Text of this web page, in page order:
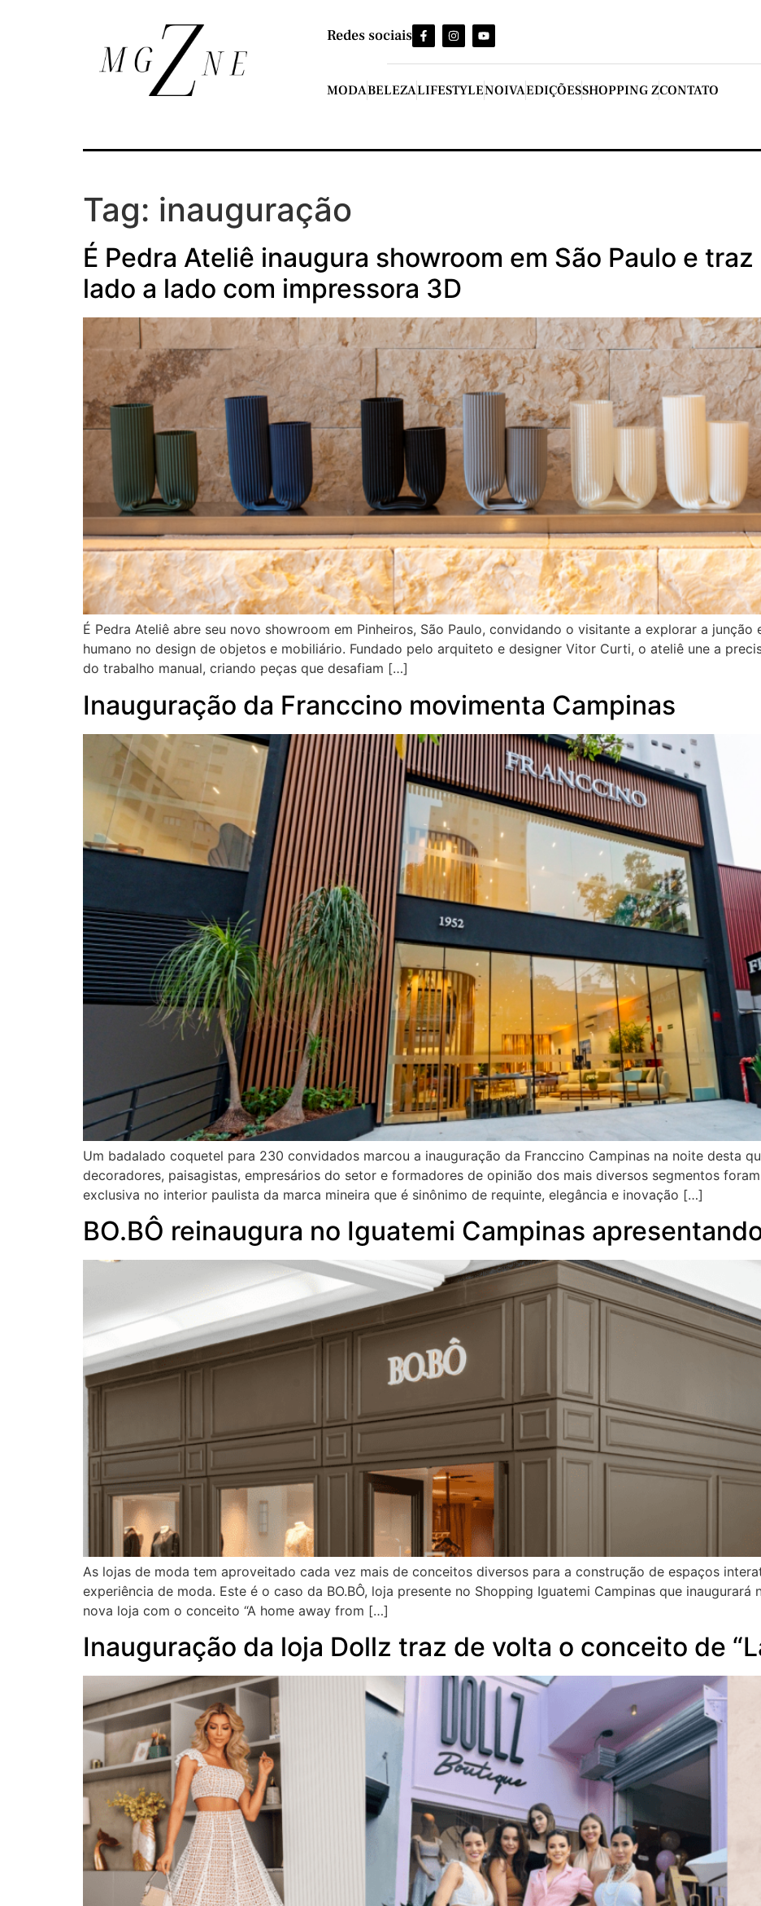
Redes sociais
MODABELEZALIFESTYLENOIVAEDIÇÕESSHOPPING ZCONTATO
Tag: inauguração
É Pedra Ateliê inaugura showroom em São Paulo e
lado a lado com impressora 3D
É Pedra Ateliê abre seu novo showroom em Pinheiros, São Paulo, convidando o visitante a explorar a
humano no design de objetos e mobiliário. Fundado pelo arquiteto e designer Vitor Curti, o ateliê une a
do trabalho manual, criando peças que desafiam […]
Inauguração da Franccino movimenta Campinas
Um badalado coquetel para 230 convidados marcou a inauguração da Franccino Campinas na noite desta
decoradores, paisagistas, empresários do setor e formadores de opinião dos mais diversos segmentos
exclusiva no interior paulista da marca mineira que é sinônimo de requinte, elegância e inovação […]
BO.BÔ reinaugura no Iguatemi Campinas
As lojas de moda tem aproveitado cada vez mais de conceitos diversos para a construção de espaços
experiência de moda. Este é o caso da BO.BÔ, loja presente no Shopping Iguatemi Campinas que
nova loja com o conceito “A home away from […]
Inauguração da loja Dollz traz de volta o conceito de